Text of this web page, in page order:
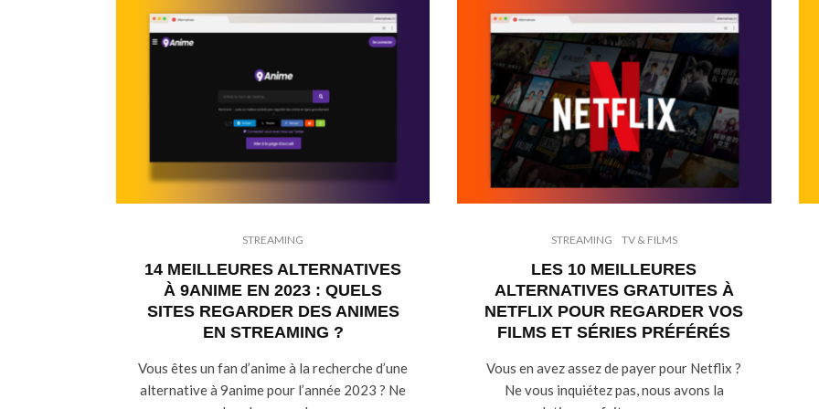
STREAMING
14 MEILLEURES ALTERNATIVES
À 9ANIME EN 2023 : QUELS
SITES REGARDER DES ANIMES
EN STREAMING ?
Vous êtes un fan d’anime à la recherche d’une
alternative à 9anime pour l’année 2023 ? Ne
STREAMING TV & FILMS
LES 10 MEILLEURES
ALTERNATIVES GRATUITES À
NETFLIX POUR REGARDER VOS
FILMS ET SÉRIES PRÉFÉRÉS
Vous en avez assez de payer pour Netflix ?
Ne vous inquiétez pas, nous avons la